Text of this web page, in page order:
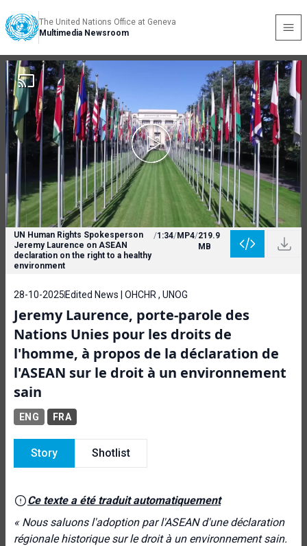
The United Nations Office at Geneva
Multimedia Newsroom
UN Human Rights Spokesperson
Jeremy Laurence on ASEAN
declaration on the right to a healthy
environment
/1:34/MP4/219.9
MB
28-10-2025 Edited News | OHCHR , UNOG
Jeremy Laurence, porte-parole des
Nations Unies pour les droits de
l'homme, à propos de la déclaration de
l'ASEAN sur le droit à un environnement
sain
ENG FRA
Story Shotlist
Ce texte a été traduit automatiquement
« Nous saluons l'adoption par l'ASEAN d'une déclaration
régionale historique sur le droit à un environnement sain.